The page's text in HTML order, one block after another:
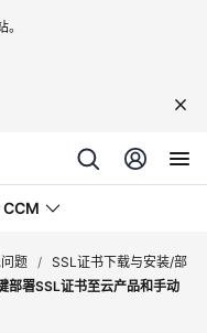
CCM
题 / SSL证书下载与安装/部
部署SSL证书至云产品和手动